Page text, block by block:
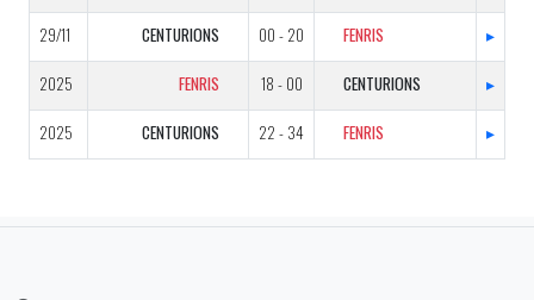
29/11 CENTURIONS 00 - 20 FENRIS ▸
2025 FENRIS 18 - 00 CENTURIONS ▸
2025 CENTURIONS 22 - 34 FENRIS ▸